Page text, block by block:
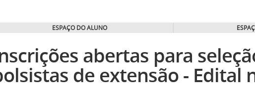
ESPAÇO DO ALUNO
abertas para
de extensão - Edital